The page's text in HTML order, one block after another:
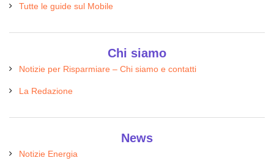
Tutte le guide sul Mobile
Chi siamo
Notizie per Risparmiare – Chi siamo e contatti
La Redazione
News
Notizie Energia